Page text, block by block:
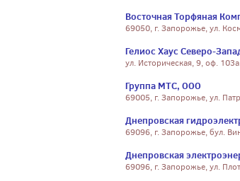
Восточная Торфяная
69050, г. Запорожье, ул.
Гелиос Хаус Северо-
ул. Историческая, 9, оф. 103а
Группа МТС, ООО
69005, г. Запорожье, ул.
Днепровская
69096, г. Запорожье, бул.
Днепровская
69096, г. Запорожье, ул.